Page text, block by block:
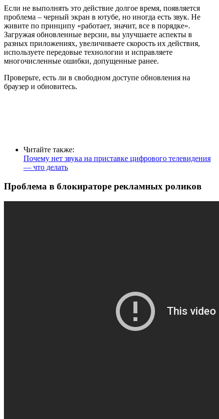
Если не выполнять это действие долгое время, появляется
проблема – черный экран в ютубе, но иногда есть звук. Не
живите по принципу «работает, значит, все в порядке».
Загружая обновленные версии, вы улучшаете аспекты в
разных приложениях, увеличиваете скорость их действия,
используете передовые технологии и исправляете
многочисленные ошибки, допущенные ранее.
Проверьте, есть ли в свободном доступе обновления на
браузер и обновитесь.
Читайте также:
Почему нет звука на приставке цифрового телевидения
— что делать
Проблема в блокираторе рекламных роликов